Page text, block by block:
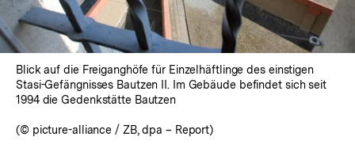
Blick auf die Freiganghöfe für Einzelhäftlinge des einstigen
Stasi-Gefängnisses Bautzen II. Im Gebäude befindet sich seit
1994 die Gedenkstätte Bautzen
(© picture-alliance / ZB, dpa – Report)